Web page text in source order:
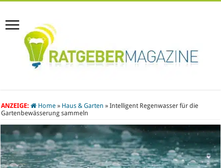
ANZEIGE: Home » Haus & Garten » Intelligent Regenwasser für die
Gartenbewässerung sammeln